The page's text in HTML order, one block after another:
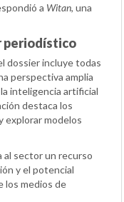
a Witan, una
periodístico
dossier incluye todas
perspectiva amplia
inteligencia artificial
destaca los
explorar modelos
al sector un recurso
y el potencial
los medios de